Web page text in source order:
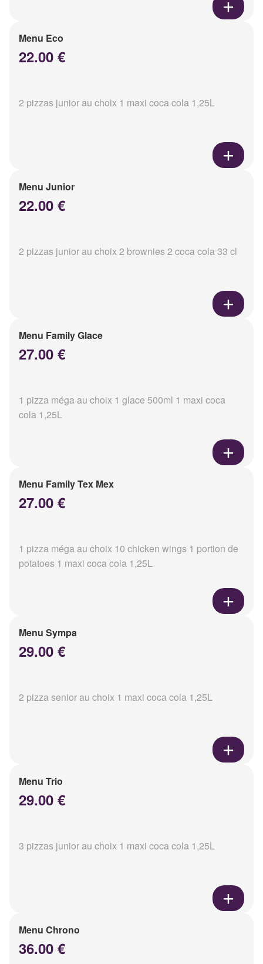
Menu Eco
22.00 €
2 pizzas junior au choix 1 maxi coca cola 1,25L
Menu Junior
22.00 €
2 pizzas junior au choix 2 brownies 2 coca cola 33 cl
Menu Family Glace
27.00 €
1 pizza méga au choix 1 glace 500ml 1 maxi coca
cola 1,25L
Menu Family Tex Mex
27.00 €
1 pizza méga au choix 10 chicken wings 1 portion de
potatoes 1 maxi coca cola 1,25L
Menu Sympa
29.00 €
2 pizza senior au choix 1 maxi coca cola 1,25L
Menu Trio
29.00 €
3 pizzas junior au choix 1 maxi coca cola 1,25L
Menu Chrono
36.00 €